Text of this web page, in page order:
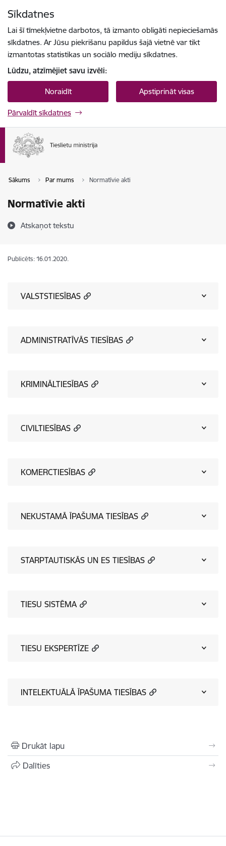
Sīkdatnes
Lai šī tīmekļvietne darbotos, tā izmanto obligāti nepieciešamās
sīkdatnes. Ar Jūsu piekrišanu papildus šajā vietnē var tikt
izmantotas statistikas un sociālo mediju sīkdatnes.
Lūdzu, atzīmējiet savu izvēli:
Noraidīt Apstiprināt visas
Pārvaldīt sīkdatnes
Sākums Par mums Normatīvie akti
Normatīvie akti
Atskaņot tekstu
Publicēts: 16.01.2020.
VALSTSTIESĪBAS
ADMINISTRATĪVĀS TIESĪBAS
KRIMINĀLTIESĪBAS
CIVILTIESĪBAS
KOMERCTIESĪBAS
NEKUSTAMĀ ĪPAŠUMA TIESĪBAS
STARPTAUTISKĀS UN ES TIESĪBAS
TIESU SISTĒMA
TIESU EKSPERTĪZE
INTELEKTUĀLĀ ĪPAŠUMA TIESĪBAS
Drukāt lapu
Dalīties